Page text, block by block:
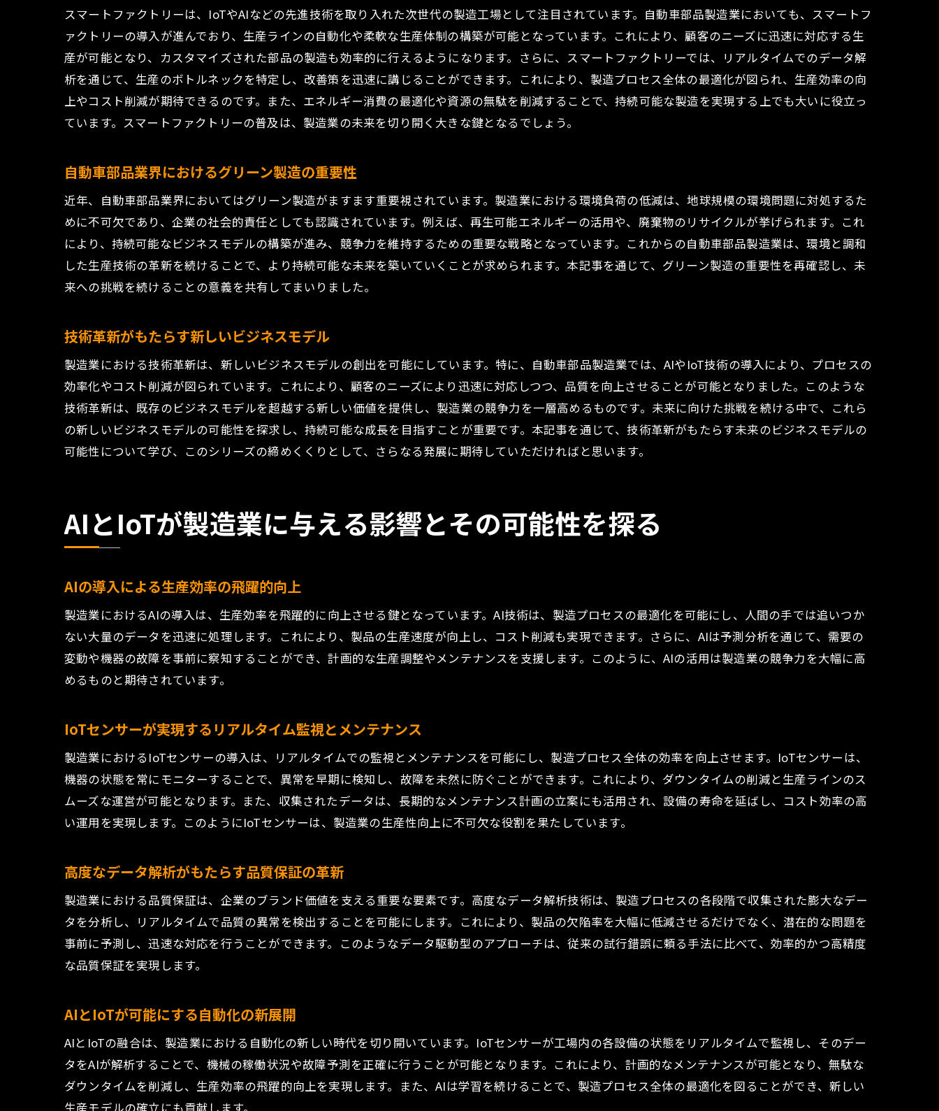
技術者コミュニティの形成とその意義
熟練技術者の退職問題に対する戦略
技能伝承を促進するためのテクノロジー
技術者の持続可能なキャリアパス構築
製造業における人材の多様化とその挑戦
技術革新がもたらす業界の競争構造の変化
新技術導入に伴うセキュリティリスクの管理
技術革新による企業文化の変容と適応
新しい技術が引き起こす労働市場の変化
持続可能な製造業を目指すためのイノベーション
技術革新による市場ニーズの多様化と対応策
次世代材料が可能にする新たな製造の形
製造業におけるブロックチェーンの活用例
3Dプリンティングがもたらす製品開発の革命
未来の製造業を支えるクラウド技術
技術と人材が生む自動車部品のイノベーション
製造現場における技術者の役割とその変化
技術革新と人材育成がもたらす製品の価値向上
未来の自動車部品産業を形作る技術者コミュニティ
スマートファクトリーは、IoTやAIなどの先進技術を取り入れた次世代の製造工場として注目されています。自動車部品製造業においても、スマートフ
ァクトリーの導入が進んでおり、生産ラインの自動化や柔軟な生産体制の構築が可能となっています。これにより、顧客のニーズに迅速に対応する生
産が可能となり、カスタマイズされた部品の製造も効率的に行えるようになります。さらに、スマートファクトリーでは、リアルタイムでのデータ解
析を通じて、生産のボトルネックを特定し、改善策を迅速に講じることができます。これにより、製造プロセス全体の最適化が図られ、生産効率の向
上やコスト削減が期待できるのです。また、エネルギー消費の最適化や資源の無駄を削減することで、持続可能な製造を実現する上でも大いに役立っ
ています。スマートファクトリーの普及は、製造業の未来を切り開く大きな鍵となるでしょう。
自動車部品業界におけるグリーン製造の重要性
近年、自動車部品業界においてはグリーン製造がますます重要視されています。製造業における環境負荷の低減は、地球規模の環境問題に対処するた
めに不可欠であり、企業の社会的責任としても認識されています。例えば、再生可能エネルギーの活用や、廃棄物のリサイクルが挙げられます。これ
により、持続可能なビジネスモデルの構築が進み、競争力を維持するための重要な戦略となっています。これからの自動車部品製造業は、環境と調和
した生産技術の革新を続けることで、より持続可能な未来を築いていくことが求められます。本記事を通じて、グリーン製造の重要性を再確認し、未
来への挑戦を続けることの意義を共有してまいりました。
技術革新がもたらす新しいビジネスモデル
製造業における技術革新は、新しいビジネスモデルの創出を可能にしています。特に、自動車部品製造業では、AIやIoT技術の導入により、プロセスの
効率化やコスト削減が図られています。これにより、顧客のニーズにより迅速に対応しつつ、品質を向上させることが可能となりました。このような
技術革新は、既存のビジネスモデルを超越する新しい価値を提供し、製造業の競争力を一層高めるものです。未来に向けた挑戦を続ける中で、これら
の新しいビジネスモデルの可能性を探求し、持続可能な成長を目指すことが重要です。本記事を通じて、技術革新がもたらす未来のビジネスモデルの
可能性について学び、このシリーズの締めくくりとして、さらなる発展に期待していただければと思います。
AIとIoTが製造業に与える影響とその可能性を探る
AIの導入による生産効率の飛躍的向上
製造業におけるAIの導入は、生産効率を飛躍的に向上させる鍵となっています。AI技術は、製造プロセスの最適化を可能にし、人間の手では追いつか
ない大量のデータを迅速に処理します。これにより、製品の生産速度が向上し、コスト削減も実現できます。さらに、AIは予測分析を通じて、需要の
変動や機器の故障を事前に察知することができ、計画的な生産調整やメンテナンスを支援します。このように、AIの活用は製造業の競争力を大幅に高
めるものと期待されています。
IoTセンサーが実現するリアルタイム監視とメンテナンス
製造業におけるIoTセンサーの導入は、リアルタイムでの監視とメンテナンスを可能にし、製造プロセス全体の効率を向上させます。IoTセンサーは、
機器の状態を常にモニターすることで、異常を早期に検知し、故障を未然に防ぐことができます。これにより、ダウンタイムの削減と生産ラインのス
ムーズな運営が可能となります。また、収集されたデータは、長期的なメンテナンス計画の立案にも活用され、設備の寿命を延ばし、コスト効率の高
い運用を実現します。このようにIoTセンサーは、製造業の生産性向上に不可欠な役割を果たしています。
高度なデータ解析がもたらす品質保証の革新
製造業における品質保証は、企業のブランド価値を支える重要な要素です。高度なデータ解析技術は、製造プロセスの各段階で収集された膨大なデー
タを分析し、リアルタイムで品質の異常を検出することを可能にします。これにより、製品の欠陥率を大幅に低減させるだけでなく、潜在的な問題を
事前に予測し、迅速な対応を行うことができます。このようなデータ駆動型のアプローチは、従来の試行錯誤に頼る手法に比べて、効率的かつ高精度
な品質保証を実現します。
AIとIoTが可能にする自動化の新展開
AIとIoTの融合は、製造業における自動化の新しい時代を切り開いています。IoTセンサーが工場内の各設備の状態をリアルタイムで監視し、そのデー
タをAIが解析することで、機械の稼働状況や故障予測を正確に行うことが可能となります。これにより、計画的なメンテナンスが可能となり、無駄な
ダウンタイムを削減し、生産効率の飛躍的向上を実現します。また、AIは学習を続けることで、製造プロセス全体の最適化を図ることができ、新しい
生産モデルの確立にも貢献します。